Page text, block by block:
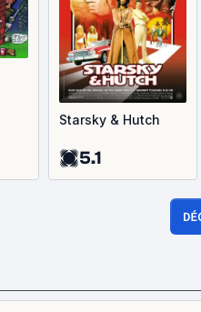
Starsky & Hutch
5.1